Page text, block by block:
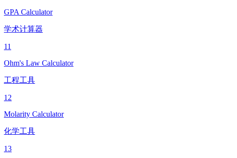
GPA Calculator
学术计算器
11
Ohm's Law Calculator
工程工具
12
Molarity Calculator
化学工具
13